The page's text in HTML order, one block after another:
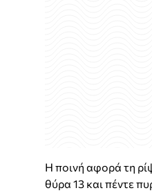
Η ποινή αφορά τη
θύρα 13 και πέντε